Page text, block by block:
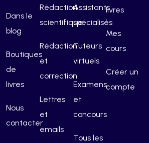
Dans le
blog
Boutiques
de
livres
Nous
contacter
Rédaction
scientifique
Rédaction
et
correction
Lettres
et
emails
Assistants
spécialisés
Tuteurs
virtuels
Examens
et
concours
Tous les
livres
Mes
cours
Créer un
compte